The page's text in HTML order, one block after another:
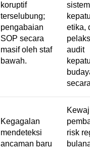
koruptif
terselubung;
pengabaian
SOP secara
masif oleh staf
bawah.
sistem
etika,
audit
Kegagalan
mendeteksi
ancaman baru
risk